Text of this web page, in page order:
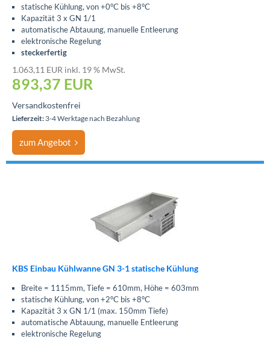
statische Kühlung, von +0°C bis +8°C
Kapazität 3 x GN 1/1
automatische Abtauung, manuelle Entleerung
elektronische Regelung
steckerfertig
1.063,11 EUR inkl. 19 % MwSt.
893,37 EUR
Versandkostenfrei
Lieferzeit: 3-4 Werktage nach Bezahlung
zum Angebot
KBS Einbau Kühlwanne GN 3-1 statische Kühlung
Breite = 1115mm, Tiefe = 610mm, Höhe = 603mm
statische Kühlung, von +2°C bis +8°C
Kapazität 3 x GN 1/1 (max. 150mm Tiefe)
automatische Abtauung, manuelle Entleerung
elektronische Regelung